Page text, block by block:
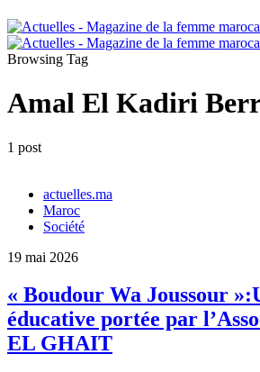
Browsing Tag
Amal El Kadiri
1 post
actuelles.ma
Maroc
Société
19 mai 2026
« Boudour Wa Joussour
éducative portée par
EL GHAIT